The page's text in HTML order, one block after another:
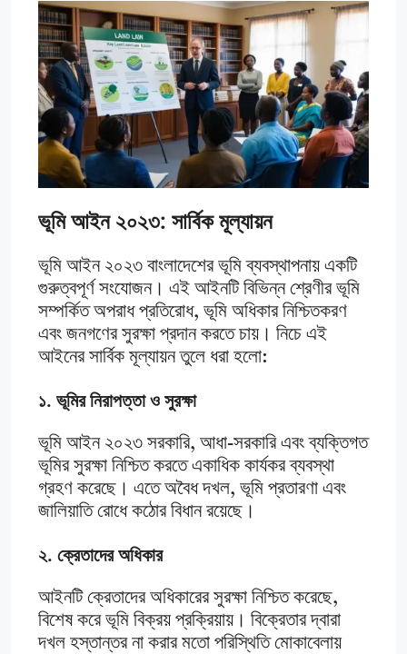
ভূমি আইন ২০২৩: সার্বিক মূল্যায়ন
ভূমি আইন ২০২৩ বাংলাদেশের ভূমি ব্যবস্থাপনায় একটি
গুরুত্বপূর্ণ সংযোজন। এই আইনটি বিভিন্ন শ্রেণীর ভূমি
সম্পর্কিত অপরাধ প্রতিরোধ, ভূমি অধিকার নিশ্চিতকরণ
এবং জনগণের সুরক্ষা প্রদান করতে চায়। নিচে এই
আইনের সার্বিক মূল্যায়ন তুলে ধরা হলো:
১. ভূমির নিরাপত্তা ও সুরক্ষা
ভূমি আইন ২০২৩ সরকারি, আধা-সরকারি এবং ব্যক্তিগত
ভূমির সুরক্ষা নিশ্চিত করতে একাধিক কার্যকর ব্যবস্থা
গ্রহণ করেছে। এতে অবৈধ দখল, ভূমি প্রতারণা এবং
জালিয়াতি রোধে কঠোর বিধান রয়েছে।
২. ক্রেতাদের অধিকার
আইনটি ক্রেতাদের অধিকারের সুরক্ষা নিশ্চিত করেছে,
বিশেষ করে ভূমি বিক্রয় প্রক্রিয়ায়। বিক্রেতার দ্বারা
দখল হস্তান্তর না করার মতো পরিস্থিতি মোকাবেলায়